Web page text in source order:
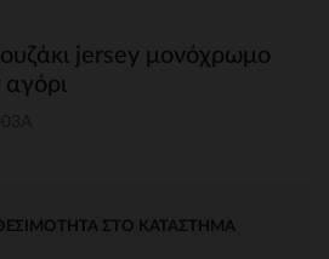
jersey μονόχρωμο
ΣΤΟ ΚΑΤΆΣΤΗΜΑ